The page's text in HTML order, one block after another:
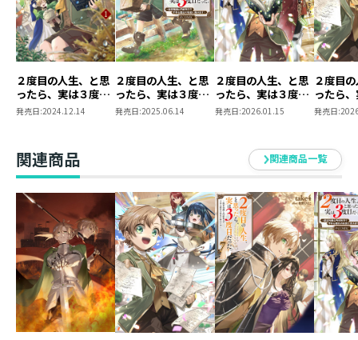
２度目の人生、と思
ったら、実は３度目
だった。～歴史知識
と内政努力で不幸な
発売日:2024.12.14
２度目の人生、と思
ったら、実は３度目
だった。～歴史知識
と内政努力で不幸な
発売日:2025.06.14
２度目の人生、と思
ったら、実は３度目
だった。～歴史知識
と内政努力で不幸な
す～@COMIC 第3巻
発売日:2026.01.15
２度目
ったら
だった
と内政
す～
発売日:
関連商品 関連商品一覧